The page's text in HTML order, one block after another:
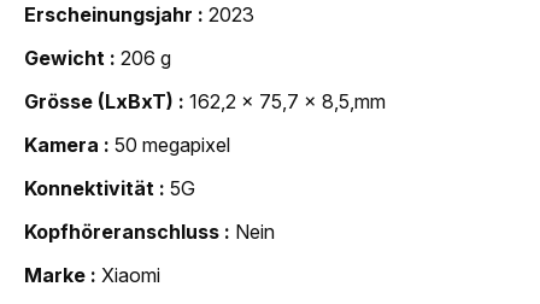
Erscheinungsjahr
2023
Gewicht
206 g
Grösse (LxBxT)
162,2 x 75,7 x 8,5,mm
Kamera
50 megapixel
Konnektivität
5G
Kopfhöreranschluss
Nein
Marke
Xiaomi